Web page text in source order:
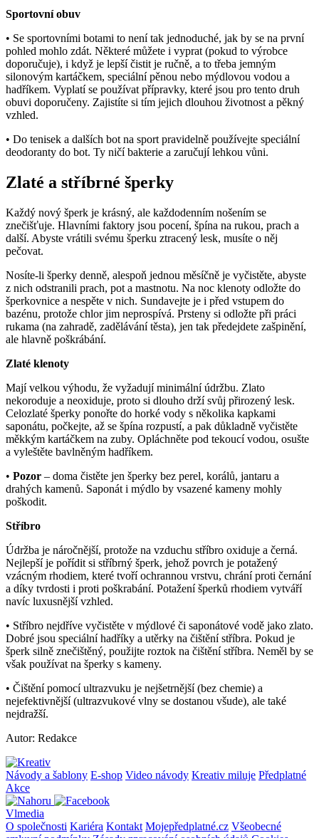
Sportovní obuv
• Se sportovními botami to není tak jednoduché, jak by se na první
pohled mohlo zdát. Některé můžete i vyprat (pokud to výrobce
doporučuje), i když je lepší čistit je ručně, a to třeba jemným
silonovým kartáčkem, speciální pěnou nebo mýdlovou vodou a
hadříkem. Vyplatí se používat přípravky, které jsou pro tento druh
obuvi doporučeny. Zajistíte si tím jejich dlouhou životnost a pěkný
vzhled.
• Do tenisek a dalších bot na sport pravidelně používejte speciální
deodoranty do bot. Ty ničí bakterie a zaručují lehkou vůni.
Zlaté a stříbrné šperky
Každý nový šperk je krásný, ale každodenním nošením se
znečišťuje. Hlavními faktory jsou pocení, špína na rukou, prach a
další. Abyste vrátili svému šperku ztracený lesk, musíte o něj
pečovat.
Nosíte-li šperky denně, alespoň jednou měsíčně je vyčistěte, abyste
z nich odstranili prach, pot a mastnotu. Na noc klenoty odložte do
šperkovnice a nespěte v nich. Sundavejte je i před vstupem do
bazénu, protože chlor jim neprospívá. Prsteny si odložte při práci
rukama (na zahradě, zadělávání těsta), jen tak předejdete zašpinění,
ale hlavně poškrábání.
Zlaté klenoty
Mají velkou výhodu, že vyžadují minimální údržbu. Zlato
nekoroduje a neoxiduje, proto si dlouho drží svůj přirozený lesk.
Celozlaté šperky ponořte do horké vody s několika kapkami
saponátu, počkejte, až se špína rozpustí, a pak důkladně vyčistěte
měkkým kartáčkem na zuby. Opláchněte pod tekoucí vodou, osušte
a vyleštěte bavlněným hadříkem.
• Pozor – doma čistěte jen šperky bez perel, korálů, jantaru a
drahých kamenů. Saponát i mýdlo by vsazené kameny mohly
poškodit.
Stříbro
Údržba je náročnější, protože na vzduchu stříbro oxiduje a černá.
Nejlepší je pořídit si stříbrný šperk, jehož povrch je potažený
vzácným rhodiem, které tvoří ochrannou vrstvu, chrání proti černání
a díky tvrdosti i proti poškrabání. Potažení šperků rhodiem vytváří
navíc luxusnější vzhled.
• Stříbro nejdříve vyčistěte v mýdlové či saponátové vodě jako zlato.
Dobré jsou speciální hadříky a utěrky na čištění stříbra. Pokud je
šperk silně znečištěný, použijte roztok na čištění stříbra. Neměl by se
však používat na šperky s kameny.
• Čištění pomocí ultrazvuku je nejšetrnější (bez chemie) a
nejefektivnější (ultrazvukové vlny se dostanou všude), ale také
nejdražší.
Autor: Redakce
Návody a šablony E-shop Video návody Kreativ miluje Předplatné
Akce
Vlmedia
O společnosti Kariéra Kontakt Mojepředplatné.cz Všeobecné